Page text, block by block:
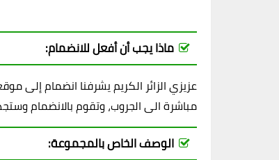
ماذا يجب أن أفعل للانضمام:
عزيزي الزائر الكريم يشرفنا انضمام إلى
مباشرة الى الجروب، وتقوم بالانضمام
الوصف الخاص بالمجموعة: